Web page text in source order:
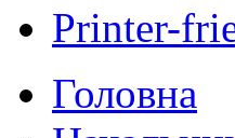
Printer-
Головна